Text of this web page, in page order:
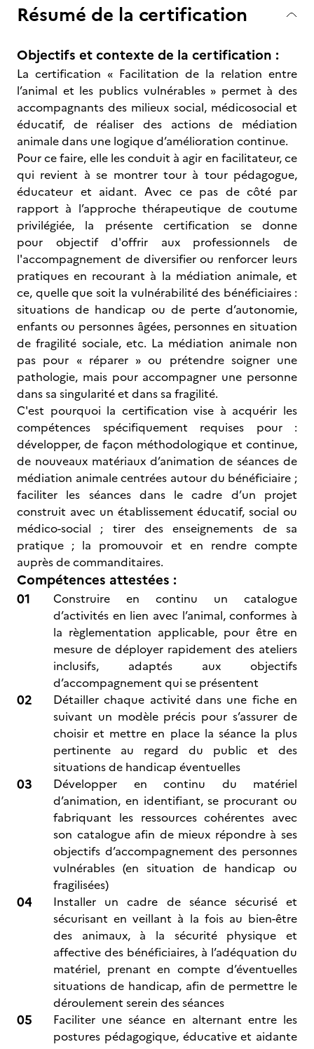
Résumé de la certification
Objectifs et contexte de la certification :
La certification « Facilitation de la relation entre
l’animal et les publics vulnérables » permet à des
accompagnants des milieux social, médicosocial et
éducatif, de réaliser des actions de médiation
animale dans une logique d’amélioration continue.
Pour ce faire, elle les conduit à agir en facilitateur, ce
qui revient à se montrer tour à tour pédagogue,
éducateur et aidant. Avec ce pas de côté par
rapport à l’approche thérapeutique de coutume
privilégiée, la présente certification se donne
pour objectif d'offrir aux professionnels de
l'accompagnement de diversifier ou renforcer leurs
pratiques en recourant à la médiation animale, et
ce, quelle que soit la vulnérabilité des bénéficiaires :
situations de handicap ou de perte d’autonomie,
enfants ou personnes âgées, personnes en situation
de fragilité sociale, etc. La médiation animale non
pas pour « réparer » ou prétendre soigner une
pathologie, mais pour accompagner une personne
dans sa singularité et dans sa fragilité.
C'est pourquoi la certification vise à acquérir les
compétences spécifiquement requises pour :
développer, de façon méthodologique et continue,
de nouveaux matériaux d’animation de séances de
médiation animale centrées autour du bénéficiaire ;
faciliter les séances dans le cadre d’un projet
construit avec un établissement éducatif, social ou
médico-social ; tirer des enseignements de sa
pratique ; la promouvoir et en rendre compte
auprès de commanditaires.
Compétences attestées :
Construire en continu un catalogue
d’activités en lien avec l’animal, conformes à
la règlementation applicable, pour être en
mesure de déployer rapidement des ateliers
inclusifs, adaptés aux objectifs
d’accompagnement qui se présentent
Détailler chaque activité dans une fiche en
suivant un modèle précis pour s’assurer de
choisir et mettre en place la séance la plus
pertinente au regard du public et des
situations de handicap éventuelles
Développer en continu du matériel
d’animation, en identifiant, se procurant ou
fabriquant les ressources cohérentes avec
son catalogue afin de mieux répondre à ses
objectifs d’accompagnement des personnes
vulnérables (en situation de handicap ou
fragilisées)
Installer un cadre de séance sécurisé et
sécurisant en veillant à la fois au bien-être
des animaux, à la sécurité physique et
affective des bénéficiaires, à l’adéquation du
matériel, prenant en compte d’éventuelles
situations de handicap, afin de permettre le
déroulement serein des séances
Faciliter une séance en alternant entre les
postures pédagogique, éducative et aidante